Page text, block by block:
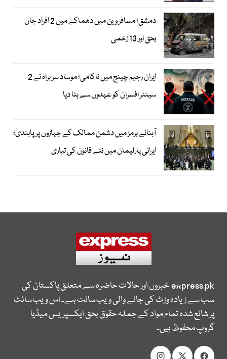
دمشق؛ مسافر وین میں دھماکے میں 2 افراد جاں
بحق اور 13 زخمی
ایران رجیم چینج میں ناکامی؛ موساد سربراہ نے 2
سینئر افسران کو عہدوں سے ہٹا دیا
آبنائے ہرمز میں دشمن ممالک کے جہازوں پر پابندی؛
ایرانی پارلیمان میں نئے قانون کی تیاری
express.pkخبروں اور حالات حاضرہ سے متعلق پاکستان کی
سب سے زیادہ وزٹ کی جانے والی ویب سائٹ ہے۔ اس ویب سائٹ
پر شائع شدہ تمام مواد کے جملہ حقوق بحق ایکسپریس میڈیا
گروپ محفوظ ہیں۔